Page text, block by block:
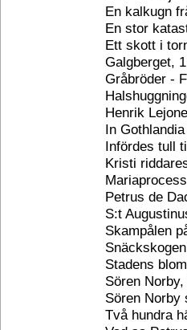
En kalkugn
En stor
Ett skott i
Galgberget,
Gråbröder -
Henrik
In
Infördes tull
Kristi
Petrus de
S:t
Skampålen
Stadens
Sören
Sören Norby
Två hundra